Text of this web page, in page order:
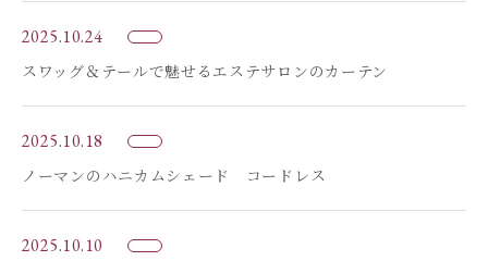
2025.10.24
スワッグ＆テールで魅せるエステサロンのカーテン
2025.10.18
ノーマンのハニカムシェード コードレス
2025.10.10